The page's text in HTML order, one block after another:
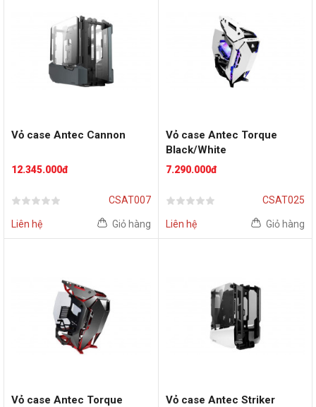
Vỏ case Antec Cannon
12.345.000đ
CSAT007
Liên hệ Giỏ hàng
Vỏ case Antec Torque
Black/White
7.290.000đ
CSAT025
Liên hệ Giỏ hàng
Vỏ case Antec Torque
Vỏ case Antec Striker